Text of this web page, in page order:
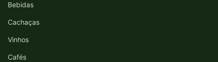
Bebidas
Cachaças
Vinhos
Cafés